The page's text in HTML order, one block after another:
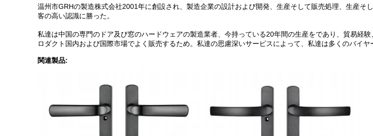
温州市GRHの製造株式会社2001年に創設され、製造企業の設計および開発、生産そして販売処理、生産
客の高い認識に勝った。
私達は中国の専門のドア及び窓のハードウェアの製造業者、今持っている20年間の生産をであり、貿易経
ロダクト国内および国際市場でよく販売するため。私達の思慮深いサービスによって、私達は多くのバイヤ
関連製品: